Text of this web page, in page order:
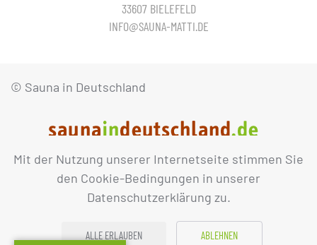
Mit der Nutzung unserer Internetseite stimmen Sie
den Cookie-Bedingungen in unserer
Datenschutzerklärung zu.
ALLE ERLAUBEN ABLEHNEN
33607 BIELEFELD
INFO@SAUNA-MATTI.DE
© Sauna in Deutschland
IMPRESSUM DATENSCHUTZ